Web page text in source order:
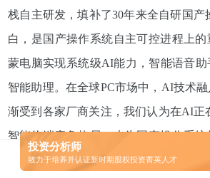
资鲸精选 | 迈瑞医疗上市：是王者
归来，还是“毒角兽”降临？
09-29
思维框架
09-11
栈自主研发，填补了30年来全自研国产
白，是国产操作系统自主可控进程上
蒙电脑实现系统级AI能力，智能语音
智能助理。在全球PC市场中，AI技术
渐受到各家厂商关注，我们认为在AI正
智能终端竞争格局，也为国产操作系
的切入点。
投资分析师
致力于培养并认证新时期股权投资菁英人才